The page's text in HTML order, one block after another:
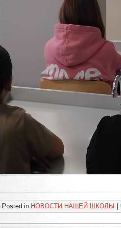
Posted in НОВОСТИ НАШЕЙ ШКОЛЫ